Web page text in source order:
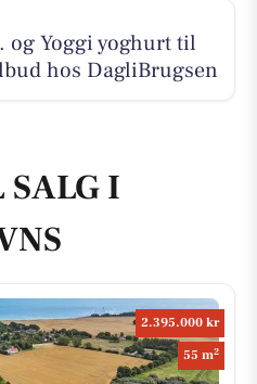
og Yoggi yoghurt til
hos DagliBrugsen
SALG I
2.395.000 kr
55 m2